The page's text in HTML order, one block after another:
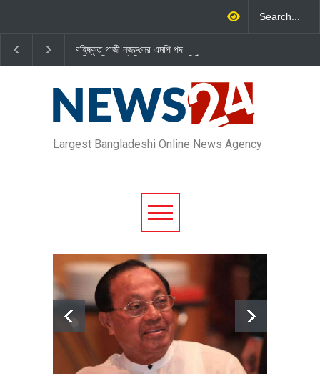
বহিষ্কৃত গাজী নজরু‌লের এম‌পি পদ
বা‌তি‌লে স্পিকার-ইসিকে জামায়া‌তের চি‌ঠি
জামায়াত এমপি গাজী নজরুল ইসলামকে
দল থেকে বহিষ্কার
Largest Bangladeshi Online News Agency